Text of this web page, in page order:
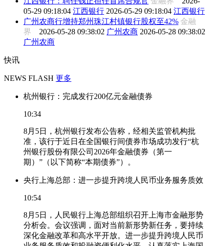
05-29 09:18:04 江西银行 2026-05-29 09:18:04 江西银行
广州农商行增持郑州珠江村镇银行股权至42% 金融
界 2026-05-28 09:38:02 广州农商 2026-05-28 09:38:02
广州农商
快讯
NEWS FLASH 更多
杭州银行：完成发行200亿元金融债券
10:34
8月5日，杭州银行发布公告称，经相关监管机构批
准，该行于近日在全国银行间债券市场成功发行“杭
州银行股份有限公司2026年金融债券（第一
期）”（以下简称“本期债券”）。
央行上海总部：进一步提升跨境人民币业务服务质效
10:54
8月5日，人民银行上海总部组织召开上海市金融形势
分析会。会议强调，面对当前新形势新任务，要持续
深化金融改革和高水平开放。进一步提升跨境人民币